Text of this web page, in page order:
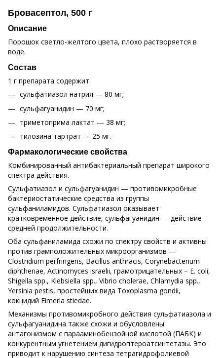
Бровасептол, 500 г
Описание
Порошок светло-желтого цвета, плохо растворяется в
воде.
Состав
1 г препарата содержит:
сульфатиазол натрия — 80 мг;
сульфагуанидин — 70 мг;
триметоприма лактат — 38 мг;
тилозина тартрат — 25 мг.
Фармакологические свойства
Комбинированный антибактериальный препарат широкого
спектра действия.
Сульфатиазол и сульфагуанидин — противомикробные
бактериостатические средства из группы
сульфаниламидов. Сульфатиазол оказывает
кратковременное действие, сульфагуанидин — действие
средней продолжительности.
Оба сульфаниламида схожи по спектру свойств и активны
против грамположительных микроорганизмов —
Clostridium perfringens, Bacillus anthracis, Corynebacterium
diphtheriae, Actinomyces israelii, грамотрицательных – E. coli,
Shigella spp., Klebsiella spp., Vibrio cholerae, Chlamydia spp.,
Yersinia pestis, простейших вида Toxoplasma gondii,
кокцидий Eimeria stiedae.
Механизмы противомикробного действия сульфатиазола и
сульфагуанидина также схожи и обусловлены
антагонизмом с парааминобензойной кислотой (ПАБК) и
конкурентным угнетением дигидроптероатсинтетазы. Это
приводит к нарушению синтеза тетрагидрофолиевой